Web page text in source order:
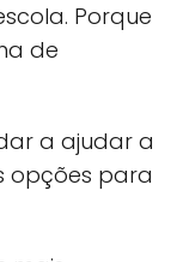
Porque
de
a ajudar a
opções para